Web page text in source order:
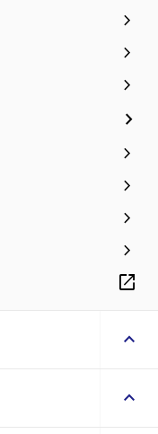
keyboard_arrow_right
keyboard_arrow_right
keyboard_arrow_right
keyboard_arrow_right
keyboard_arrow_right
keyboard_arrow_right
keyboard_arrow_right
keyboard_arrow_right
open_in_new
keyboard_arrow_up
keyboard_arrow_right
keyboard_arrow_up